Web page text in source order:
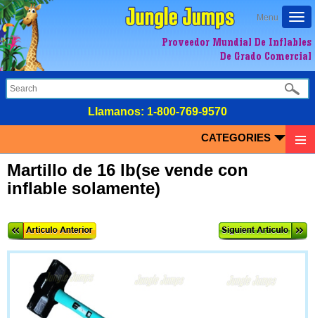
Menu
Proveedor Mundial De Inflables
De Grado Comercial
LIamanos: 1-800-769-9570
CATEGORIES
Martillo de 16 lb(se vende con
inflable solamente)